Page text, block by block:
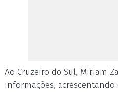
Ao Cruzeiro do Sul, Miriam
informações,